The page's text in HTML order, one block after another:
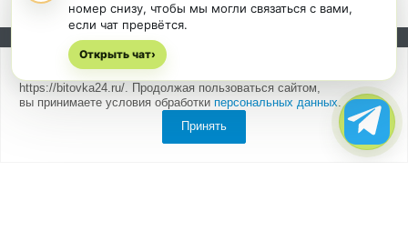
Подписывайтесь на новости и акции:
используем cookiesдля быстрой и удобной работы сайта
https://bitovka24.ru/. Продолжая пользоваться сайтом,
вы принимаете условия обработки персональных данных.
Принять
номер снизу, чтобы мы могли связаться с вами,
если чат прервётся.
Открыть чат›